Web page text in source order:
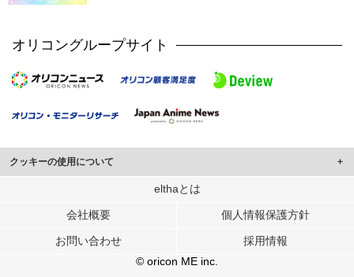
オリコングループサイト
クッキーの使用について
このサイトでは Cookie を使用して、ユーザーに合わせたコンテンツや広告の
行っています。
メディアや広告配信、データ解析の各パートナーに提供しています。
ユーザーが各パートナーのサービスを使用したときに収集した他の情報を組み
elthaとは
会社概要 個人情報保護方針
お問い合わせ
採用情報
© oricon ME inc.